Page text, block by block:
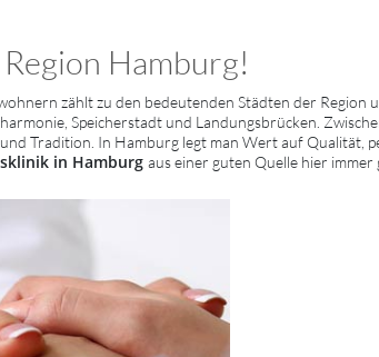
Hamburg!
zählt zu den bedeutenden Städten der
Speicherstadt und Landungsbrücken.
Tradition. In Hamburg legt man Wert auf Qualität,
in Hamburg aus einer guten Quelle hier immer